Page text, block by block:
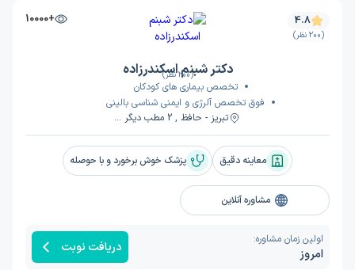
(200 نظر)
+10000 4.8
(200 نظر)
دکتر شبنم اسکندرزاده
تخصص بیماری های کودکان
فوق تخصص آلرژی و ایمنی شناسی بالینی
تبریز - حافظ , 2 مطب دیگر ...
معاینه دقیق پزشک خوش برخورد و با حوصله
مشاوره آنلاین
اولین زمان مشاوره:
امروز دریافت نوبت